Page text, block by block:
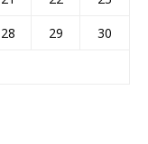
28 29
30